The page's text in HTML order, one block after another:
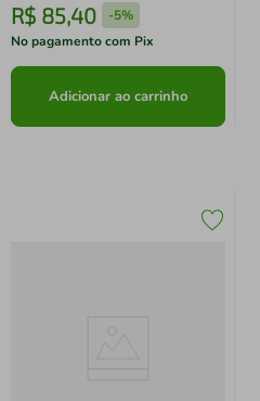
R$ 85,40 -5%
No pagamento com Pix
Adicionar ao carrinho